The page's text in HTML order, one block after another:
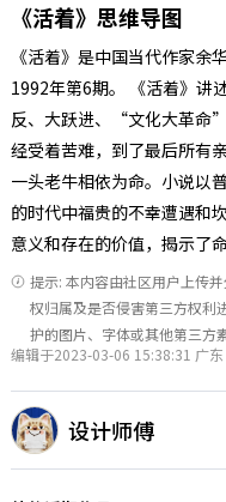
《活着》思维导图
《活着》是中国当代作家余
1992年第6期。 《活着》讲
反、大跃进、“文化大革命
经受着苦难，到了最后所有
一头老牛相依为命。小说以
的时代中福贵的不幸遭遇和
意义和存在的价值，揭示了
提示: 本内容由社区用户上传
权归属及是否侵害第三方权利
护的图片、字体或其他第三方
编辑于2023-03-06 15:38:31 广东
设计师傅